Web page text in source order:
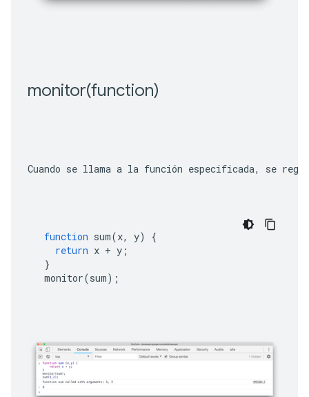
monitor(function)
Cuando se llama a la función especificada, se
function sum(x, y)
{
return x + y ;
}
monitor(sum);